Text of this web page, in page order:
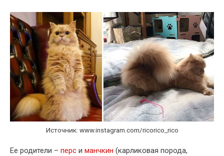
Источник: www.instagram.com/ricorico_rico
Ее родители – перс и манчкин (карликовая порода,